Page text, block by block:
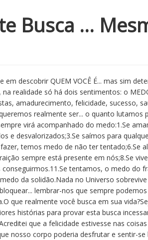
Busca ...
descobrir QUEM VOCÊ É... mas sim
realidade só há dois sentimentos: o
amadurecimento, felicidade, sucesso,
realmente ser... o quanto
virá acompanhado do medo:1.Se
e desvalorizados;3.Se saímos para
temos medo de não ter
sempre está presente em nós;8.Se
tentamos, o medo
da solidão.Nada no Universo
lembrar-nos que sempre
que realmente você busca em sua
histórias para provar esta busca
que a felicidade estivesse nas
nosso corpo poderia desfrutar e sentir-